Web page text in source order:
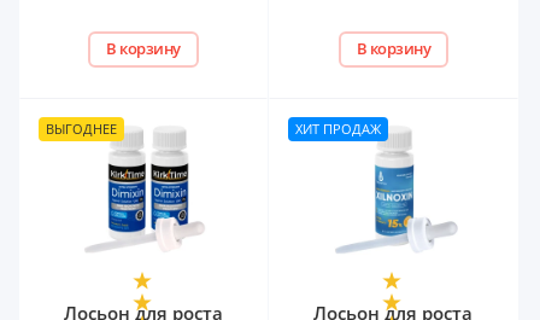
В корзину В корзину
ВЫГОДНЕЕ
Лосьон для роста
ХИТ ПРОДАЖ
Лосьон для роста